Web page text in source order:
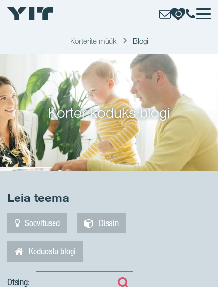
Korterite müük Blogi
Korter koduks blogi
Leia teema
Soovitused Disain
Koduostu blogi
Otsing: